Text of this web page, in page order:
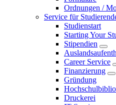
Ordnungen /
Service für
Studienstart
Starting Your
Stipendien
Career Service
Finanzierung
Gründung
Druckerei